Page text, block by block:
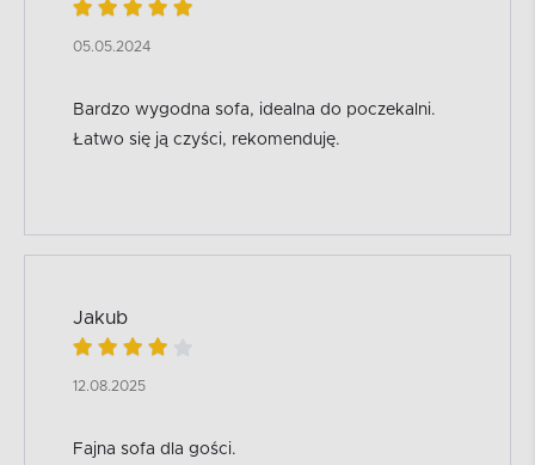
05.05.2024
Bardzo wygodna sofa, idealna do poczekalni.
Łatwo się ją czyści, rekomenduję.
Jakub
12.08.2025
Fajna sofa dla gości.